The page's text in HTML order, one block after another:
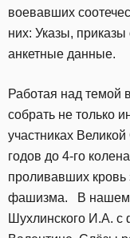
воевавших
них: Указы,
анкетные данные.
Работая над темой
собрать не только
участниках
годов до 4-го
проливавших
фашизма. В нашем
Шухлинского И.А. с